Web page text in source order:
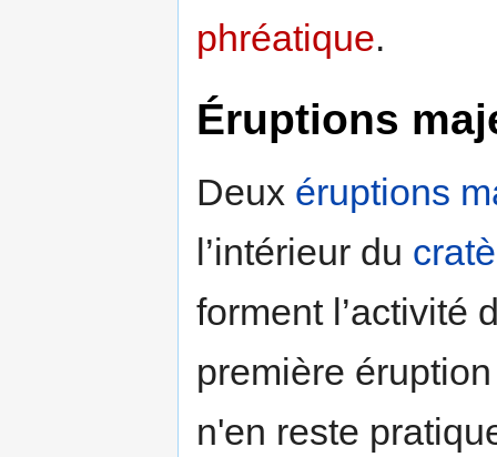
phréatique.
Éruptions
Deux éruptions
l’intérieur du
forment l’activité
première
n'en reste